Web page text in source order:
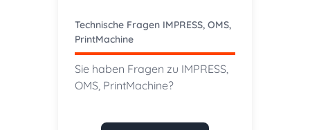
Technische Fragen IMPRESS, OMS,
PrintMachine
Sie haben Fragen zu IMPRESS,
OMS, PrintMachine?